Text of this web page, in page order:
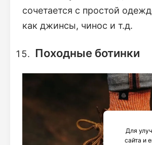
сочетается с простой
как джинсы, чинос и т.д.
Походные ботинки
Для
сайта и